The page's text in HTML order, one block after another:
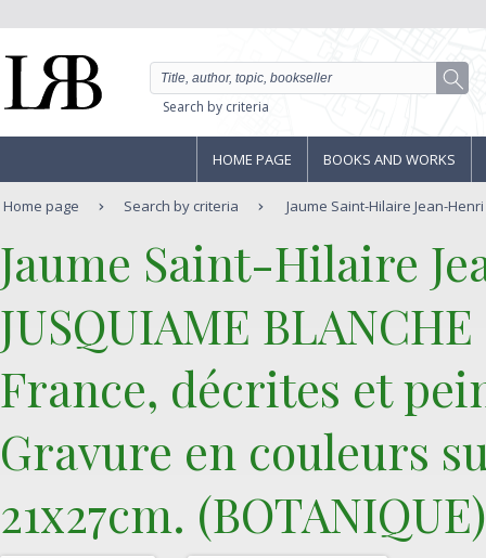
Search by criteria
HOME PAGE BOOKS AND WORKS
Home page Search by criteria Jaume Saint-Hilaire Jean-Henri
‎Jaume Saint-Hilaire
‎JUSQUIAME
France, décrites et
Gravure en couleurs
21x27cm.